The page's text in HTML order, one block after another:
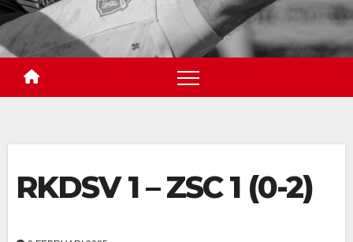
RKDSV 1 – ZSC 1 (0-2)